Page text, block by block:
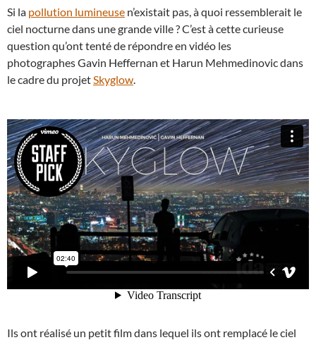
Si la pollution lumineuse n’existait pas, à quoi ressemblerait le
ciel nocturne dans une grande ville ? C’est à cette curieuse
question qu’ont tenté de répondre en vidéo les
photographes Gavin Heffernan et Harun Mehmedinovic dans
le cadre du projetSkyglow.
Ils ont réalisé un petit film dans lequel ils ont remplacé le ciel